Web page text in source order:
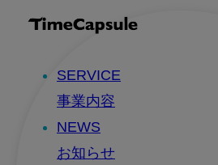
SERVICE
事業内容
NEWS
お知らせ